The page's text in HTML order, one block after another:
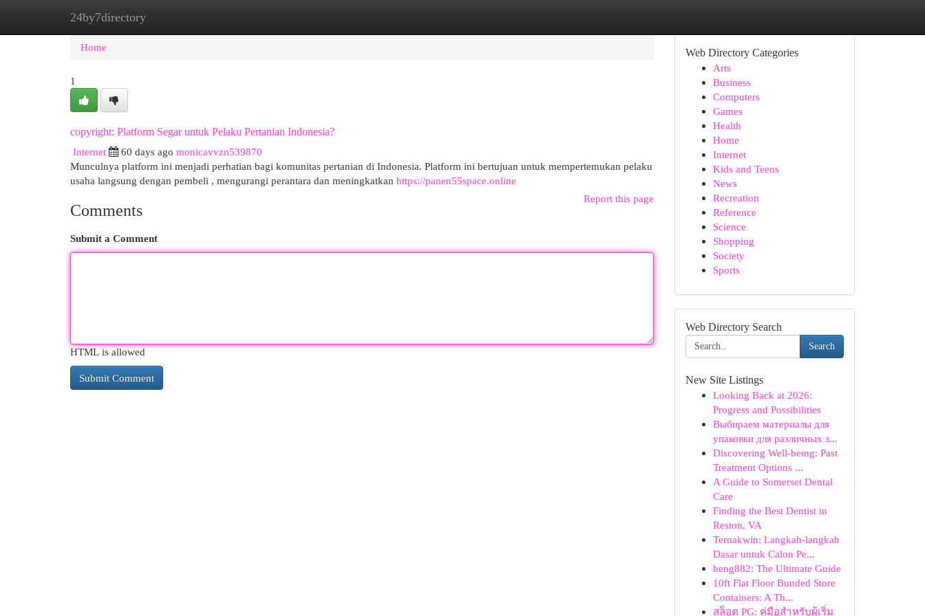
24by7directory
Home New Site Listings
Home
1
copyright: Platform Segar untuk Pelaku Pertanian Indonesia?
Internet
60 days ago monicavvzn539870
Munculnya platform ini menjadi perhatian bagi komunitas pertanian di Indonesia. Platform ini bertujuan untuk mempertemukan pelaku
usaha langsung dengan pembeli , mengurangi perantara dan meningkatkan https://panen55space.online
Report this page
Comments
Submit a Comment
HTML is allowed
Web Directory Categories
Arts
Business
Computers
Games
Health
Home
Internet
Kids and Teens
News
Recreation
Reference
Science
Shopping
Society
Sports
Web Directory Search
Search
New Site Listings
Looking Back at 2026:
Progress and Possibilities
Выбираем материалы для
упаковки для различных з...
Discovering Well-being: Past
Treatment Options ...
A Guide to Somerset Dental
Care
Finding the Best Dentist in
Reston, VA
Ternakwin: Langkah-langkah
Dasar untuk Calon Pe...
heng882: The Ultimate Guide
10ft Flat Floor Bunded Store
Containers: A Th...
สล็อต PG: คู่มือสำหรับผู้เริ่ม